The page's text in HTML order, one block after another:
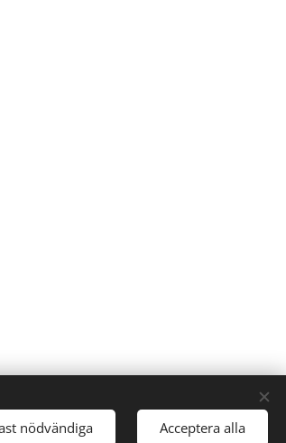
nödvändiga Acceptera alla